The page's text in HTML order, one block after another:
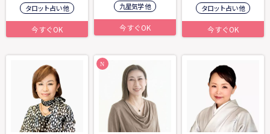
タロット占い 他
今すぐOK
九星気学 他
今すぐOK
タロット占い 他
今すぐOK